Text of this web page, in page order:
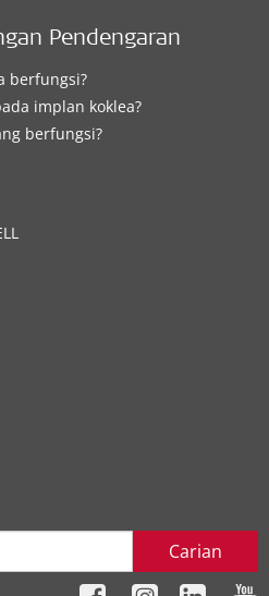
Pendengaran
berfungsi?
implan koklea?
berfungsi?
Carian